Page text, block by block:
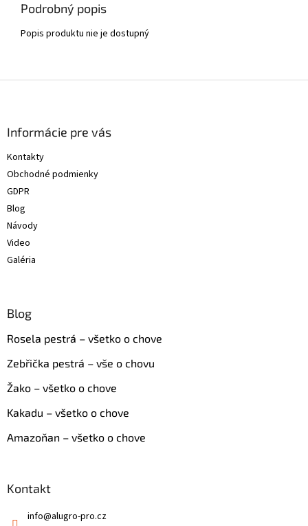
Podrobný popis
Popis produktu nie je dostupný
Informácie pre vás
Kontakty
Obchodné podmienky
GDPR
Blog
Návody
Video
Galéria
Blog
Rosela pestrá – všetko o chove
Zebřička pestrá – vše o chovu
Žako – všetko o chove
Kakadu – všetko o chove
Amazoňan – všetko o chove
Kontakt
info@alugro-pro.cz